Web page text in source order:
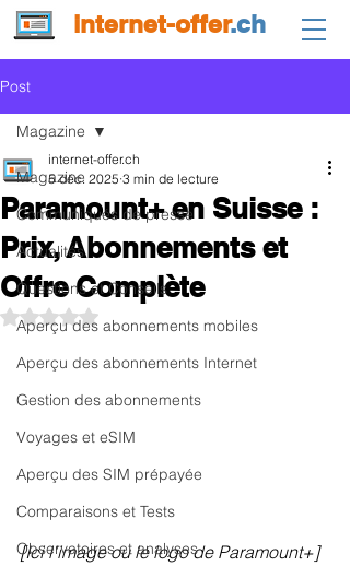
internet-offer.ch
Post
Magazine
Communiqués de presse
Actualités
Questions et Conseils
Aperçu des abonnements mobiles
Aperçu des abonnements Internet
Gestion des abonnements
Voyages et eSIM
Aperçu des SIM prépayée
Comparaisons et Tests
Observatoires et analyses
Magazine
Paramount+ en Suisse :
Prix, Abonnements et
Offre Complète
internet-offer.ch
5 déc. 2025 3 min de lecture
Noté NaN étoiles sur 5.
[Ici l'image ou le logo de Paramount+]